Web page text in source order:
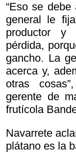
“Eso se
general le
productor y
pérdida,
gancho. La
acerca y,
otras
gerente de
frutícola
Navarrete
plátano es la